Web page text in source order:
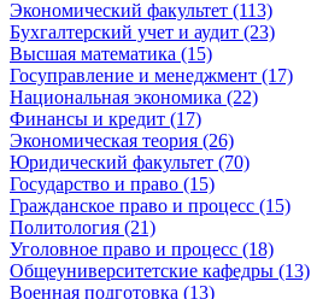
Экономический факультет (113)
Бухгалтерский учет и аудит (23)
Высшая математика (15)
Госуправление и менеджмент (17)
Национальная экономика (22)
Финансы и кредит (17)
Экономическая теория (26)
Юридический факультет (70)
Государство и право (15)
Гражданское право и процесс (15)
Политология (21)
Уголовное право и процесс (18)
Общеуниверситетские кафедры (13)
Военная подготовка (13)